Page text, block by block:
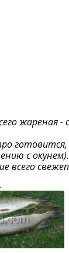
жареная
с окунем).
всего